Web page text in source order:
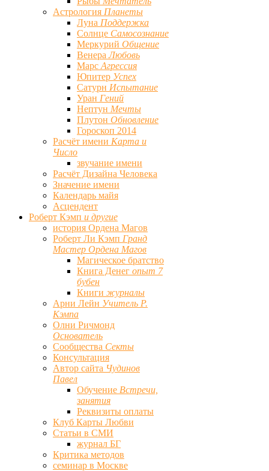
Астрология Планеты
Луна Поддержка
Солнце Самосознание
Меркурий Общение
ВенераЛюбовь
Марс Агрессия
Юпитер Успех
Сатурн Испытание
Уран Гений
Нептун Мечты
Плутон Обновление
Гороскоп 2014
Расчёт имени Карта и
Число
звучание имени
Расчёт Дизайна Человека
Значение имени
Календарь майя
Асцендент
Роберт Кэмп и другие
история Ордена Магов
Роберт Ли Кэмп Гранд
Мастер Ордена Магов
Магическое братство
Книга Денег опыт 7
бубен
Книги журналы
Арни Лейн Учитель Р.
Кэмпа
Олни Ричмонд
Основатель
Сообщества Секты
Консультация
Автор сайта Чудинов
Павел
Обучение Встречи,
занятия
Реквизиты оплаты
Клуб Карты Любви
Статьи в СМИ
журнал БГ
Критика методов
семинар в Москве